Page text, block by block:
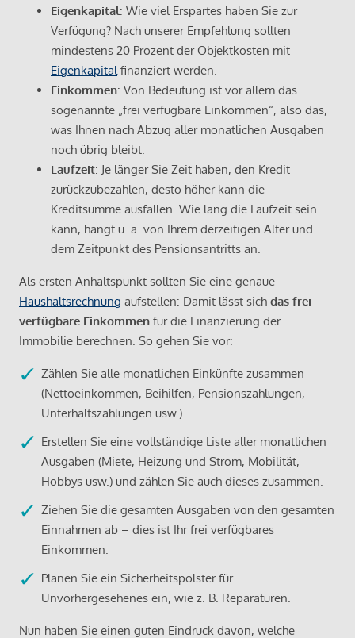
Eigenkapital: Wie viel Erspartes haben Sie zur
Verfügung? Nach unserer Empfehlung sollten
mindestens 20 Prozent der Objektkosten mit
Eigenkapital finanziert werden.
Einkommen: Von Bedeutung ist vor allem das
sogenannte „frei verfügbare Einkommen“, also das,
was Ihnen nach Abzug aller monatlichen Ausgaben
noch übrig bleibt.
Laufzeit: Je länger Sie Zeit haben, den Kredit
zurückzubezahlen, desto höher kann die
Kreditsumme ausfallen. Wie lang die Laufzeit sein
kann, hängt u. a. von Ihrem derzeitigen Alter und
dem Zeitpunkt des Pensionsantritts an.
Als ersten Anhaltspunkt sollten Sie eine genaue
Haushaltsrechnung aufstellen: Damit lässt sich das frei
verfügbare Einkommen für die Finanzierung der
Immobilie berechnen. So gehen Sie vor:
Zählen Sie alle monatlichen Einkünfte zusammen
(Nettoeinkommen, Beihilfen, Pensionszahlungen,
Unterhaltszahlungen usw.).
Erstellen Sie eine vollständige Liste aller monatlichen
Ausgaben (Miete, Heizung und Strom, Mobilität,
Hobbys usw.) und zählen Sie auch dieses zusammen.
Ziehen Sie die gesamten Ausgaben von den gesamten
Einnahmen ab – dies ist Ihr frei verfügbares
Einkommen.
Planen Sie ein Sicherheitspolster für
Unvorhergesehenes ein, wie z. B. Reparaturen.
Nun haben Sie einen guten Eindruck davon, welche